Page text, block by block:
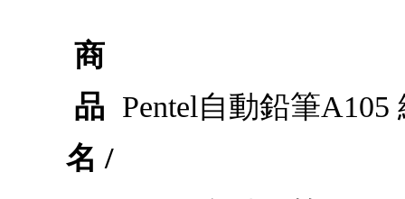
商
品
名 /
Pentel自動鉛筆A105